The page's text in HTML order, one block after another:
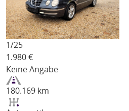
1/25
1.980 €
Keine Angabe
180.169 km